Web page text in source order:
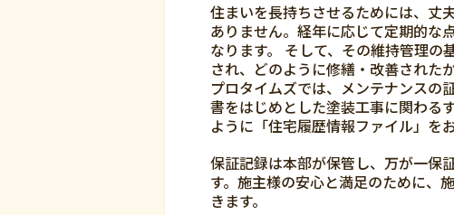
住まいを長持ちさせるためには、丈
ありません。経年に応じて定期的な
なります。 そして、その維持管理
され、どのように修繕・改善された
プロタイムズでは、メンテナンスの
書をはじめとした塗装工事に関わる
ように「住宅履歴情報ファイル」を
保証記録は本部が保管し、万が一保
す。施主様の安心と満足のために、
きます。